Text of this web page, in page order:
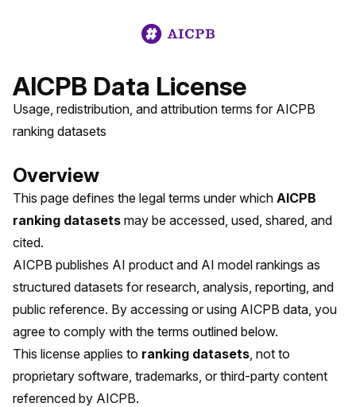
AICPB Data License
Usage, redistribution, and attribution terms for AICPB
ranking datasets
Overview
This page defines the legal terms under which AICPB
ranking datasets may be accessed, used, shared, and
cited.
AICPB publishes AI product and AI model rankings as
structured datasets for research, analysis, reporting, and
public reference. By accessing or using AICPB data, you
agree to comply with the terms outlined below.
This license applies to ranking datasets, not to
proprietary software, trademarks, or third-party content
referenced by AICPB.